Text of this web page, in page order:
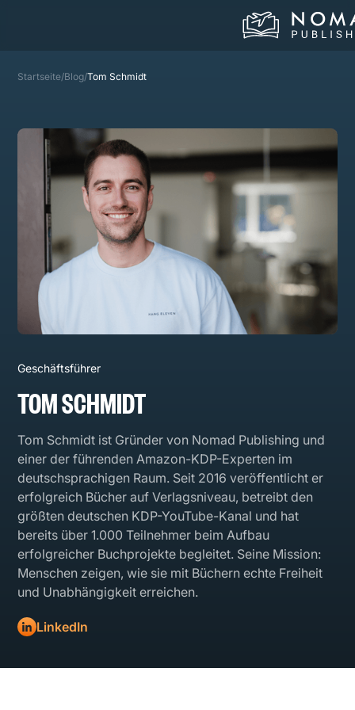
Startseite/Blog/Tom Schmidt
Geschäftsführer
TOM SCHMIDT
Tom Schmidt ist Gründer von Nomad Publishing und
einer der führenden Amazon-KDP-Experten im
deutschsprachigen Raum. Seit 2016 veröffentlicht er
erfolgreich Bücher auf Verlagsniveau, betreibt den
größten deutschen KDP-YouTube-Kanal und hat
bereits über 1.000 Teilnehmer beim Aufbau
erfolgreicher Buchprojekte begleitet. Seine Mission:
Menschen zeigen, wie sie mit Büchern echte Freiheit
und Unabhängigkeit erreichen.
LinkedIn